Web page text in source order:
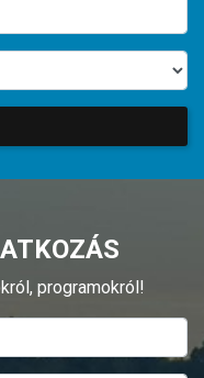
programokról!